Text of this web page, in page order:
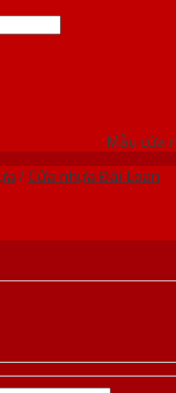
Mẫu cửa
/Cửa nhựa Đài Loan